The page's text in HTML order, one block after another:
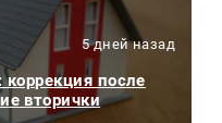
5 дней назад
после
вторички